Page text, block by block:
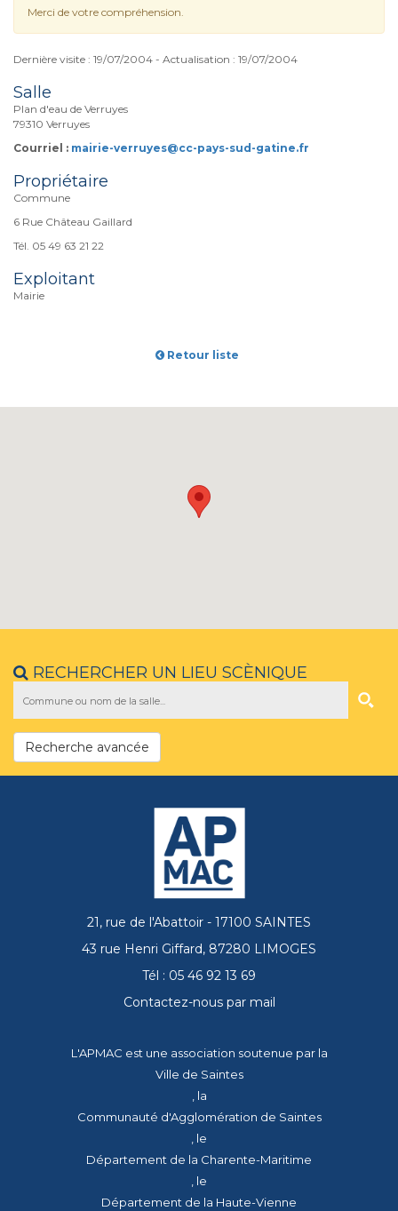
Merci de votre compréhension.
Dernière visite : 19/07/2004 - Actualisation : 19/07/2004
Salle
Plan d'eau de Verruyes
79310 Verruyes
Courriel : mairie-verruyes@cc-pays-sud-gatine.fr
Propriétaire
Commune
6 Rue Château Gaillard
Tél. 05 49 63 21 22
Exploitant
Mairie
Retour liste
RECHERCHER UN LIEU SCÈNIQUE
Recherche avancée
21, rue de l'Abattoir - 17100 SAINTES
43 rue Henri Giffard, 87280 LIMOGES
Tél : 05 46 92 13 69
Contactez-nous par mail
L'APMAC est une association soutenue par la
Ville de Saintes
, la
Communauté d'Agglomération de Saintes
, le
Département de la Charente-Maritime
, le
Département de la Haute-Vienne